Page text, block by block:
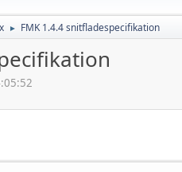
► FMK 1.4.4 snitfladespecifikation